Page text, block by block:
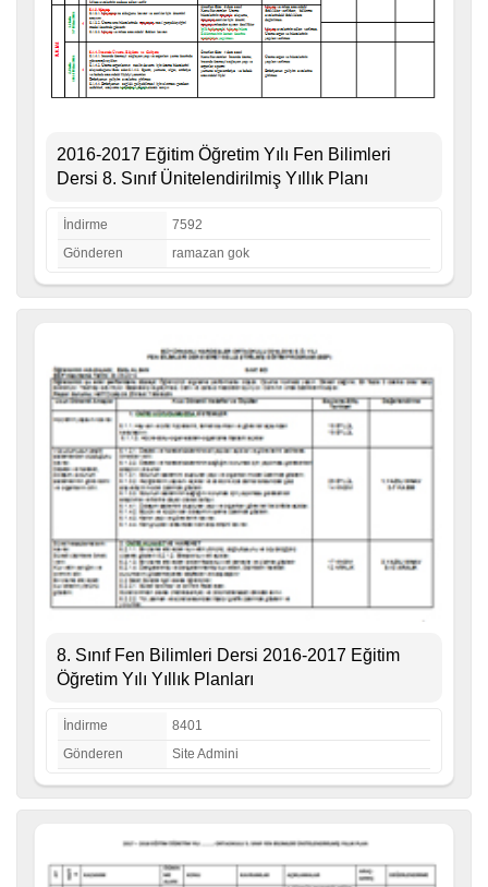
2016-2017 Eğitim Öğretim Yılı Fen Bilimleri
Dersi 8. Sınıf Ünitelendirilmiş Yıllık Planı
İndirme
7592
Gönderen
ramazan gok
8. Sınıf Fen Bilimleri Dersi 2016-2017 Eğitim
Öğretim Yılı Yıllık Planları
İndirme
8401
Gönderen
Site Admini